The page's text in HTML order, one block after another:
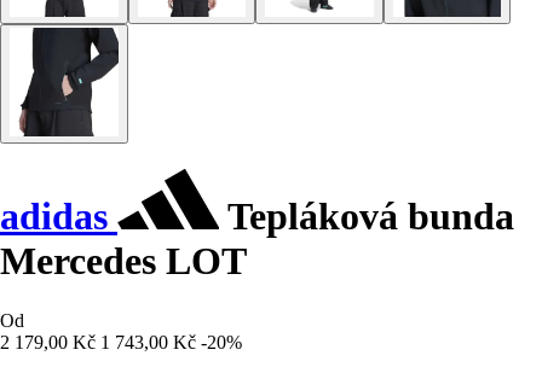
adidas
Tepláková bunda
Mercedes LOT
Od
2 179,00 Kč 1 743,00 Kč -20%